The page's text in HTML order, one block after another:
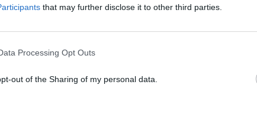
that may further disclose it to other third parties.
Processing Opt Outs
out of the Sharing of my personal data.